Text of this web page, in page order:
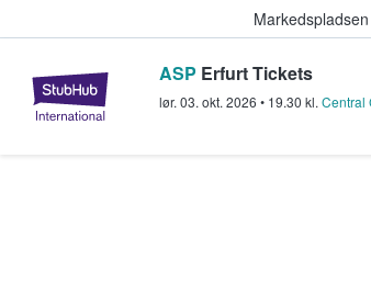
StubHub - Hvor fans
ASP Erfurt Tickets
lør. 03. okt. 2026 • 19.30 kl. Central